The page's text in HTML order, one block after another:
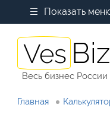
Показать
Весь бизнес России
Главная